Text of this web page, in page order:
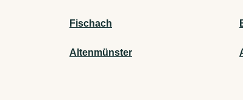
Fischach
Altenmünster